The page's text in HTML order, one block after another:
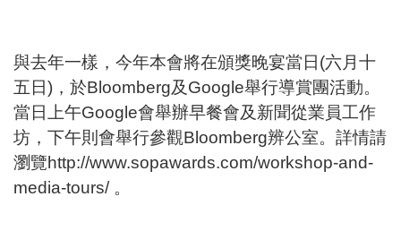
與去年一樣，今年本會將在頒獎晚宴當日(六月十
五日)，於Bloomberg及Google舉行導賞團活動。
當日上午Google會舉辦早餐會及新聞從業員工作
坊，下午則會舉行參觀Bloomberg辨公室。詳情請
瀏覽http://www.sopawards.com/workshop-and-
media-tours/。